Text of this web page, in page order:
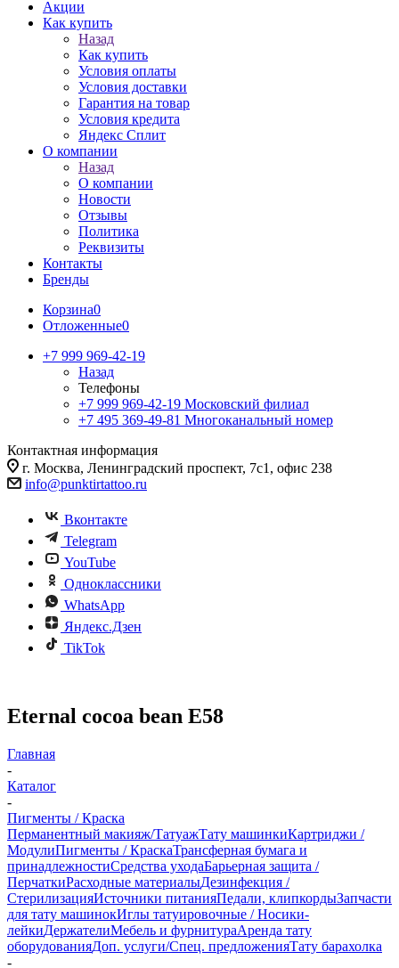
Акции
Как купить
Назад
Как купить
Условия оплаты
Условия доставки
Гарантия на товар
Условия кредита
Яндекс Сплит
О компании
Назад
О компании
Новости
Отзывы
Политика
Реквизиты
Контакты
Бренды
Корзина0
Отложенные0
+7 999 969-42-19
Назад
Телефоны
+7 999 969-42-19 Московский филиал
+7 495 369-49-81 Многоканальный номер
Контактная информация
г. Москва, Ленинградский проспект, 7с1, офис 238
info@punktirtattoo.ru
Вконтакте
Telegram
YouTube
Одноклассники
WhatsApp
Яндекс.Дзен
TikTok
Eternal cocoa bean E58
Главная
-
Каталог
-
Пигменты / Краска
Перманентный макияж/ТатуажТату машинкиКартриджи /
МодулиПигменты / КраскаТрансферная бумага и
принадлежностиСредства уходаБарьерная защита /
ПерчаткиРасходные материалыДезинфекция /
СтерилизацияИсточники питанияПедали, клипкордыЗапчасти
для тату машинокИглы татуировочные / Носики-
лейкиДержателиМебель и фурнитураАренда тату
оборудованияДоп. услуги/Спец. предложенияТату барахолка
-